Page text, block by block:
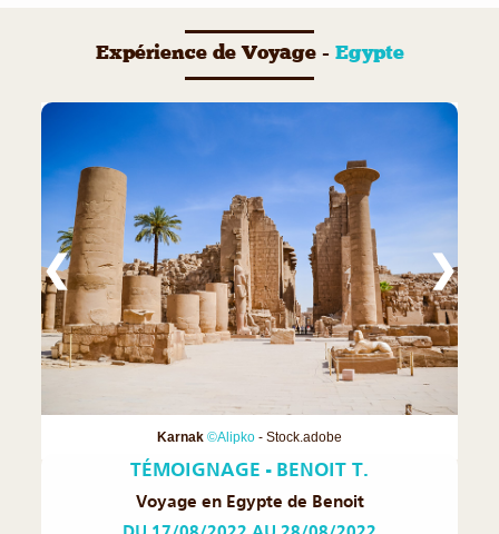
Expérience de Voyage - Egypte
Karnak ©Alipko - Stock.adobe
❮ ❯
TÉMOIGNAGE - BENOIT T.
Voyage en Egypte de Benoit